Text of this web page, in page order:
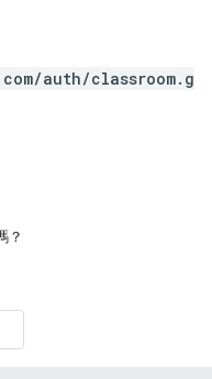
auth/classroom.g
？